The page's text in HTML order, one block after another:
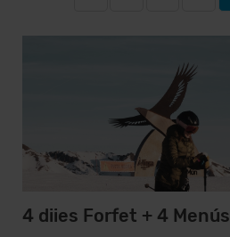
4 diies Forfet + 4 Menús